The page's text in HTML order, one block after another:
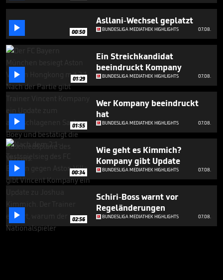
 00:50
Asllani-Wechsel geplatzt
BUNDESLIGA MEDIATHEK HIGHLIGHTS 07.08.
 01:29
Ein Streichkandidat
beeindruckt Kompany
BUNDESLIGA MEDIATHEK HIGHLIGHTS 07.08.
 01:55
Wer Kompany beeindruckt
hat
BUNDESLIGA MEDIATHEK HIGHLIGHTS 07.08.
 00:34
Wie geht es Kimmich?
Kompany gibt Update
BUNDESLIGA MEDIATHEK HIGHLIGHTS 07.08.
 02:56
Schiri-Boss warnt vor
Regeländerungen
BUNDESLIGA MEDIATHEK HIGHLIGHTS 07.08.